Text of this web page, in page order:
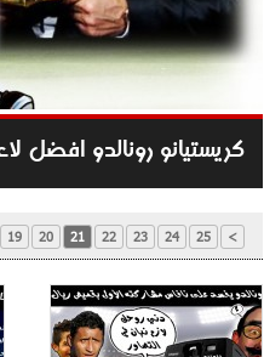
كريستيانو رونالدو افضل
19 20 21 22 23 24 25 >